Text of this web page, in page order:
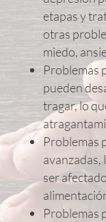
etapas y
otras
miedo,
Problemas
pueden
tragar, lo
Problemas
avanzadas,
ser
Problemas